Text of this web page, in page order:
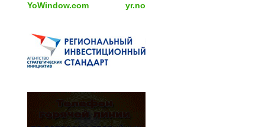
YoWindow.com yr.no